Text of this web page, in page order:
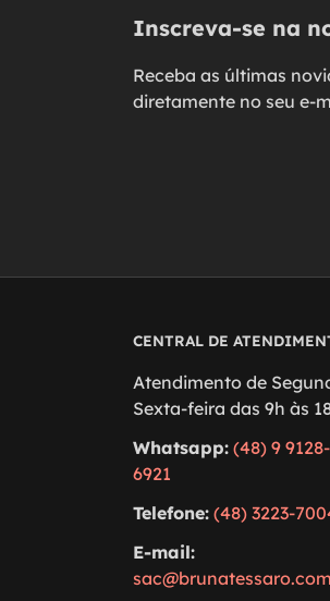
Inscreva-se na
Receba as últimas
diretamente no seu e-
CENTRAL DE
Atendimento de
Sexta-feira das 9h às
Whatsapp: (48) 9 9128-
6921
Telefone: (48) 3223-
E-mail: